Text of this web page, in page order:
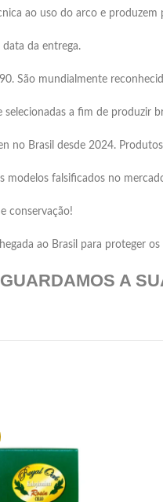
ao uso do arco e produzem
da entrega.
São mundialmente
a fim de produzir
no Brasil desde 2024.
falsificados no
conservação!
ao Brasil para
A